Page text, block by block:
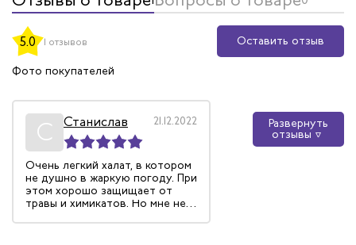
5.0 1 отзывов
Оставить отзыв
Фото покупателей
С Станислав 21.12.2022
Очень легкий халат, в котором
не душно в жаркую погоду. При
этом хорошо защищает от
травы и химикатов. Но мне не
ней было бы гораздо удобнее.
Развернуть
отзывы